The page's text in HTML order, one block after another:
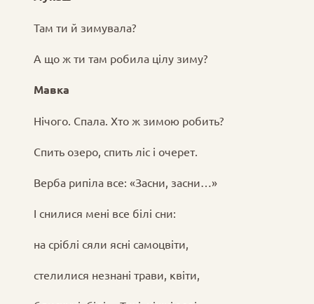
Там ти й зимувала?
А що ж ти там робила цілу зиму?
Мавка
Нічого. Спала. Хто ж зимою робить?
Спить озеро, спить ліс і очерет.
Верба рипіла все: «Засни, засни…»
І снилися мені все білі сни:
на сріблі сяли ясні самоцвіти,
стелилися незнані трави, квіти,